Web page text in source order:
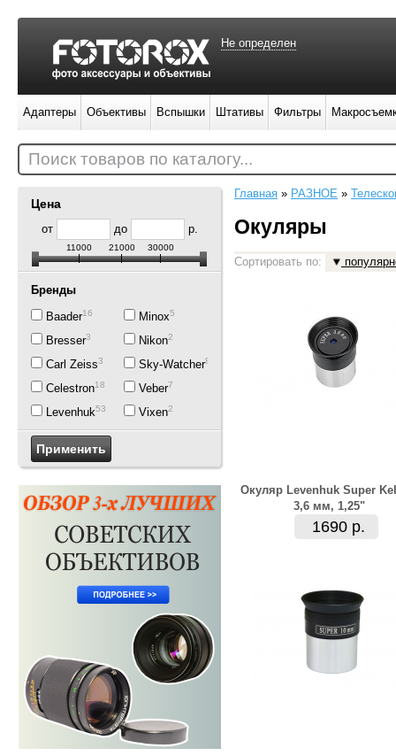
Цена
от до р.
11000 21000 30000
Бренды
Baader16
Bresser3
Carl Zeiss3
Celestron18
Levenhuk53
Minox5
Nikon2
Sky-Watcher8
Veber7
Vixen2
Главная » РАЗНОЕ »
Окуляры
Сортировать по:
Окуляр Levenhuk Super
3,6 мм, 1,25"
1690 р.
Не определен
Адаптеры Объективы Вспышки Штативы Фильтры
Поиск товаров по каталогу...